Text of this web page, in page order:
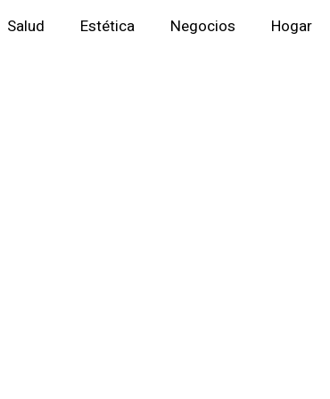
Salud Estética Negocios Hogar